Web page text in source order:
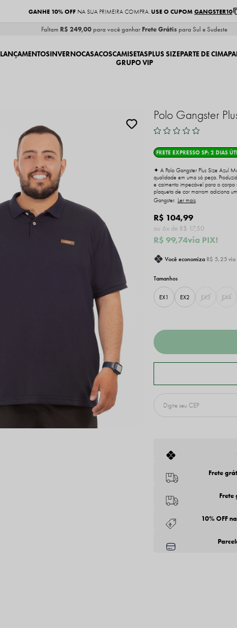
GANHE 10% OFFNA SUA PRIMEIRA COMPRA. USE O CUPOM GANGSTER10
Faltam R$ 249,00 para você ganhar Frete Grátis para Sul e Sudeste
LANÇAMENTOSINVERNOCASACOSCAMISETASPLUS SIZEPARTE DE CIMA
GRUPO VIP
Polo Gangster
FRETE EXPRESSO SP: 2 DIAS
✦ A Polo Gangster Plus Size Azul
qualidade em uma só peça.
e caimento impecável para o corpo
plaqueta de cor marrom adiciona
Gangster. Ler mais
R$ 99,74via PIX!
R$ 104,99
6x R$ 17,50
Você economiza R$ 5,25 via
EX1 EX2 EX3 EX4
Frete
Frete
10% OFF